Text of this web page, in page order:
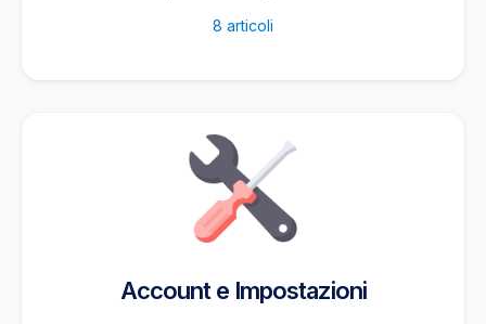
8 articoli
Account e Impostazioni